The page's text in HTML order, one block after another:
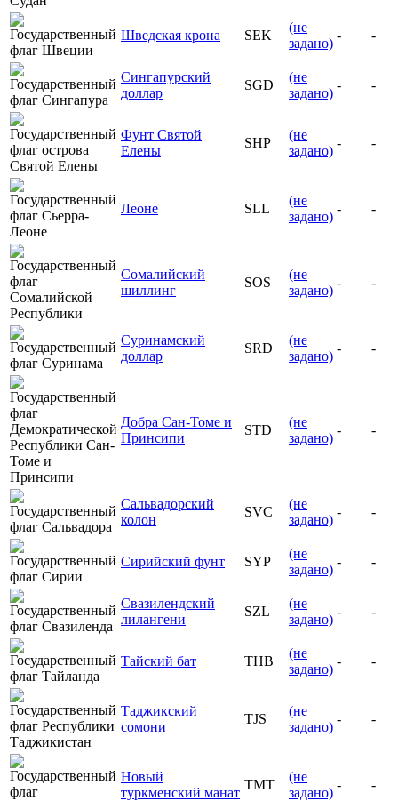
Шведская крона SEK
(не
задано)
- -
Сингапурский
доллар
SGD
(не
задано)
- -
Фунт Святой
Елены
SHP
(не
задано)
- -
Леоне SLL
(не
задано)
- -
Сомалийский
шиллинг
SOS
(не
задано)
- -
Суринамский
доллар
SRD
(не
задано)
- -
Добра Сан-Томе и
Принсипи
STD
(не
задано)
- -
Сальвадорский
колон
SVC
(не
задано)
- -
Сирийский фунт SYP
(не
задано)
- -
Свазилендский
лилангени
SZL
(не
задано)
- -
Тайский бат THB
(не
задано)
- -
Таджикский
сомони
TJS
(не
задано)
- -
Новый
туркменский манат
TMT
(не
задано)
- -